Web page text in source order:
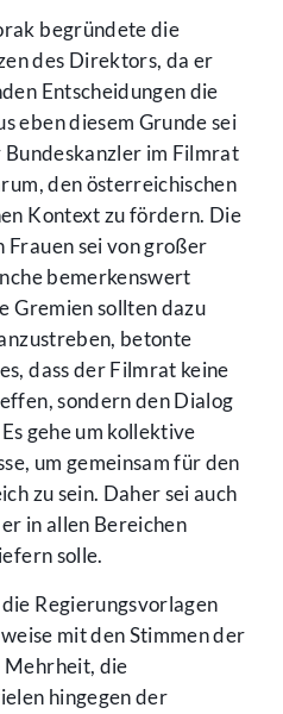
begründete die
des Direktors, da er
Entscheidungen die
eben diesem Grunde sei
Bundeskanzler im Filmrat
den österreichischen
Kontext zu fördern. Die
Frauen sei von großer
bemerkenswert
Gremien sollten dazu
betonte
dass der Filmrat keine
sondern den Dialog
gehe um kollektive
um gemeinsam für den
zu sein. Daher sei auch
in allen Bereichen
solle.
Regierungsvorlagen
mit den Stimmen der
Mehrheit, die
hingegen der